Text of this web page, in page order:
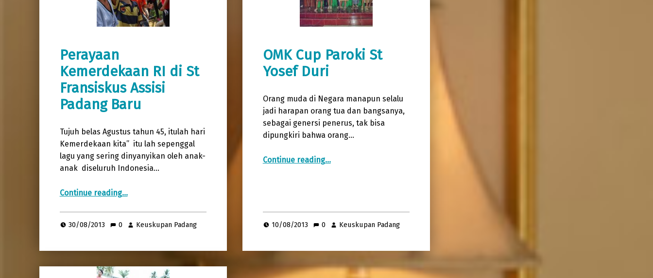
Perayaan
Kemerdekaan RI di St
Fransiskus Assisi
Padang Baru
Tujuh belas Agustus tahun 45, itulah hari
Kemerdekaan kita” itu lah sepenggal
lagu yang sering dinyanyikan oleh anak-
anak diseluruh Indonesia…
Continue reading“Perayaan Kemerdekaan RI di St Fransiskus Assisi Padang Baru”
…
30/08/2013 0 Keuskupan Padang
OMK Cup Paroki St
Yosef Duri
Orang muda di Negara manapun selalu
jadi harapan orang tua dan bangsanya,
sebagai genersi penerus, tak bisa
dipungkiri bahwa orang…
Continue reading“OMK Cup Paroki St Yosef Duri”
…
10/08/2013 0 Keuskupan Padang